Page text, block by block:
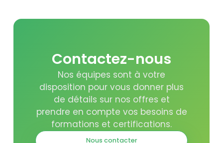
Contactez-nous
Nos équipes sont à votre
disposition pour vous donner plus
de détails sur nos offres et
prendre en compte vos besoins de
formations et certifications.
Nous contacter